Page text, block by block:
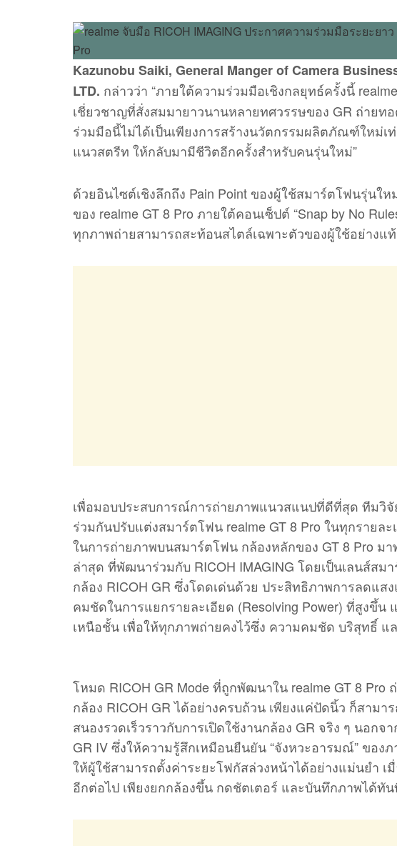
Kazunobu Saiki, General Manger of Camera
LTD. กล่าวว่า “ภายใต้ความร่วมมือเชิงกลยุทธ์ครั้งนี้
เชี่ยวชาญที่สั่งสมมายาวนานหลายทศวรรษของ GR ถ่ายท
ร่วมมือนี้ไม่ได้เป็นเพียงการสร้างนวัตกรรมผลิตภัณฑ์ใหม่
แนวสตรีท ให้กลับมามีชีวิตอีกครั้งสำหรับคนรุ่นใหม่”
ด้วยอินไซต์เชิงลึกถึง Pain Point ของผู้ใช้สมาร์ตโฟนรุ่น
ของ realme GT 8 Pro ภายใต้คอนเซ็ปต์ “Snap by No
ทุกภาพถ่ายสามารถสะท้อนสไตล์เฉพาะตัวของผู้ใช้อย่างแ
เพื่อมอบประสบการณ์การถ่ายภาพแนวสแนปที่ดีที่สุด ทีมวิจั
ร่วมกันปรับแต่งสมาร์ตโฟน realme GT 8 Pro ในทุกราย
ในการถ่ายภาพบนสมาร์ตโฟน กล้องหลักของ GT 8 Pro มา
ล่าสุด ที่พัฒนาร่วมกับ RICOH IMAGING โดยเป็นเลนส์ส
กล้อง RICOH GR ซึ่งโดดเด่นด้วย ประสิทธิภาพการลดแ
คมชัดในการแยกรายละเอียด (Resolving Power) ที่สูงขึ้
เหนือชั้น เพื่อให้ทุกภาพถ่ายคงไว้ซึ่ง ความคมชัด บริสุทธิ์ แ
โหมด RICOH GR Mode ที่ถูกพัฒนาใน realme GT 8
กล้อง RICOH GR ได้อย่างครบถ้วน เพียงแค่ปัดนิ้ว ก็สาม
สนองรวดเร็วราวกับการเปิดใช้งานกล้อง GR จริง ๆ นอก
GR IV ซึ่งให้ความรู้สึกเหมือนยืนยัน “จังหวะอารมณ์” ของ
ให้ผู้ใช้สามารถตั้งค่าระยะโฟกัสล่วงหน้าได้อย่างแม่นยำ
อีกต่อไป เพียงยกกล้องขึ้น กดชัตเตอร์ และบันทึกภาพได้